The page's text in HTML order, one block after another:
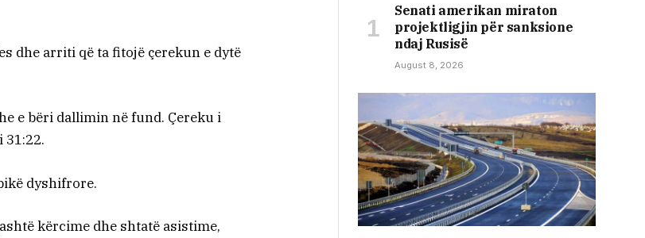
dhe arriti që ta fitojë çerekun e dytë
e bëri dallimin në fund. Çereku i
31:22.
dyshifrore.
kërcime dhe shtatë asistime,
Senati amerikan miraton
projektligjin për sanksione
ndaj Rusisë
August 8, 2026